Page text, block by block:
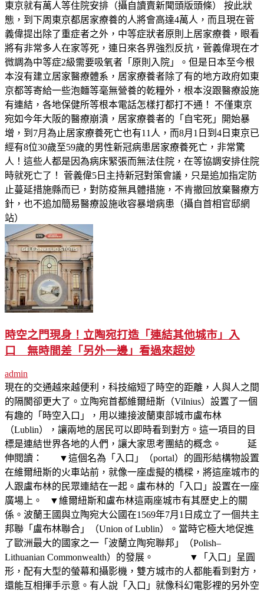
東京就有萬人等住院安排（攝自讀賣新聞頭版頭條） 按此狀
態，到下周東京都居家療養的人將會高達4萬人，而且現在菅
義偉提出除了重症者之外，中等症狀者原則上居家療養，眼看
將有非常多人在家等死，連日來各界強烈反抗，菅義偉現在才
微調為中等症2級需要吸氧者「原則入院」。但是日本至今根
本沒有建立居家醫療體系，居家療養者除了有的地方政府如東
京都等寄給一些泡麵等毫無營養的乾糧外，根本沒跟醫療設施
有連結，各地保健所等根本電話怎樣打都打不通！ 不僅東京
宛如今年大阪的醫療崩潰，居家療養者的「自宅死」開始暴
增，到7月為止居家療養死亡也有11人，而8月1日到4日東京已
經有8位30歲至59歲的男性新冠病患居家療養死亡，非常驚
人！這些人都是因為病床緊張而無法住院，在等協調安排住院
時就死亡了！ 菅義偉5日主持新冠對策會議，只是追加指定防
止蔓延措施縣而已，對防疫無具體措施，不肯撤回放棄醫療方
針，也不追加簡易醫療設施收容暴增病患（攝自首相官邸網
站）
時空之門現身！立陶宛打造「連結其他城市」入
口 無時間差「另外一邊」看過來超妙
admin
現在的交通越來越便利，科技縮短了時空的距離，人與人之間
的隔閡卻更大了。立陶宛首都維爾紐斯（Vilnius）設置了一個
有趣的「時空入口」，用以連接波蘭東部城市盧布林
（Lublin），讓兩地的居民可以即時看到對方。這一項目的目
標是連結世界各地的人們，讓大家思考團結的概念。 延
伸閱讀： ▼這個名為「入口」（portal）的圓形結構物設置
在維爾紐斯的火車站前，就像一座虛擬的橋樑，將這座城市的
人跟盧布林的民眾連結在一起。盧布林的「入口」設置在一座
廣場上。 ▼維爾紐斯和盧布林這兩座城市有其歷史上的關
係。波蘭王國與立陶宛大公國在1569年7月1日成立了一個共主
邦聯「盧布林聯合」（Union of Lublin）。當時它極大地促進
了歐洲最大的國家之一「波蘭立陶宛聯邦」（Polish–
Lithuanian Commonwealth）的發展。 ▼「入口」呈圓
形，配有大型的螢幕和攝影機，雙方城市的人都能看到對方，
還能互相揮手示意。有人說「入口」就像科幻電影裡的另外空